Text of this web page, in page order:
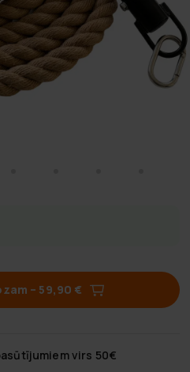
– 59,90 €
virs 50€